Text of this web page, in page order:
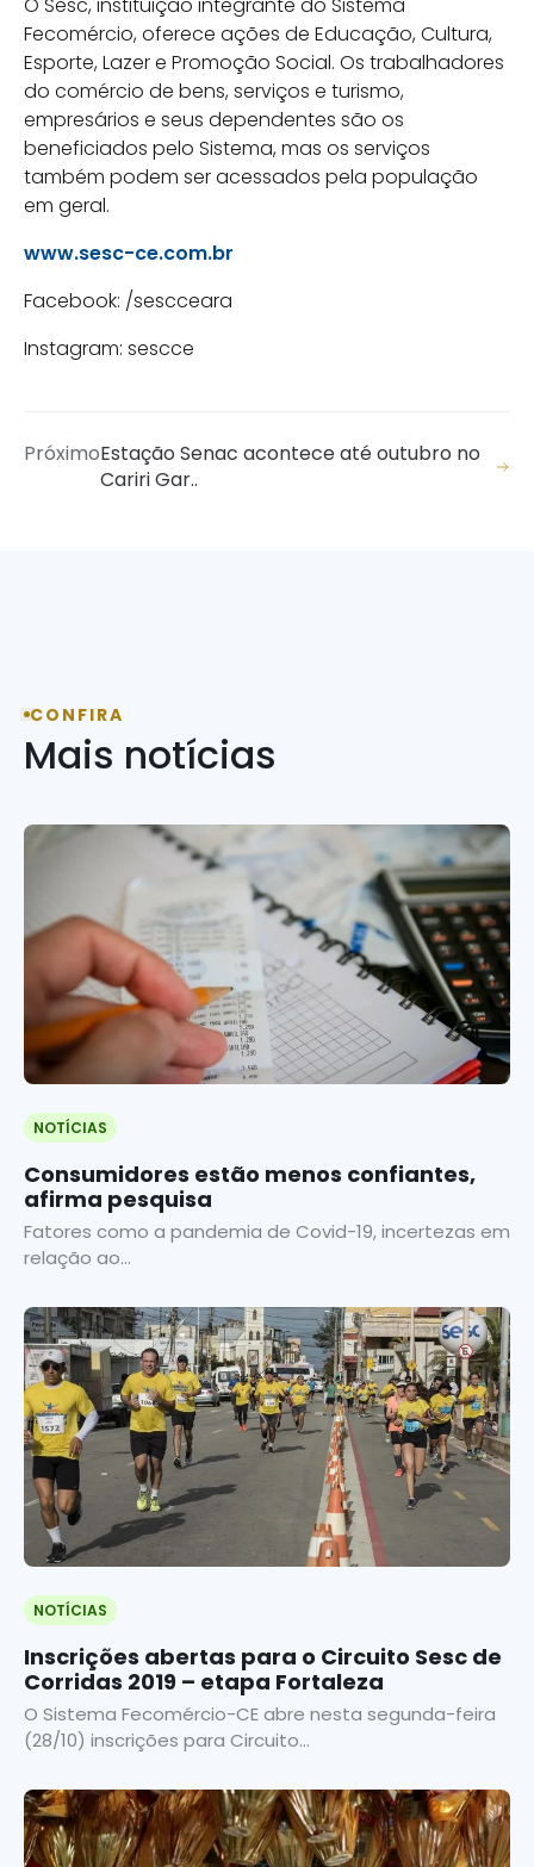
Fecomércio, oferece ações de Educação, Cultura,
Esporte, Lazer e Promoção Social. Os trabalhadores
do comércio de bens, serviços e turismo,
empresários e seus dependentes são os
beneficiados pelo Sistema, mas os serviços
também podem ser acessados pela população
em geral.
www.sesc-ce.com.br
Facebook: /sescceara
Instagram: sescce
PróximoEstação Senac acontece até outubro no
Cariri Gar..
CONFIRA
Mais notícias
NOTÍCIAS
Consumidores estão menos confiantes,
afirma pesquisa
Fatores como a pandemia de Covid-19, incertezas em
relação ao...
NOTÍCIAS
Inscrições abertas para o Circuito Sesc de
Corridas 2019 – etapa Fortaleza
O Sistema Fecomércio-CE abre nesta segunda-feira
(28/10) inscrições para Circuito...